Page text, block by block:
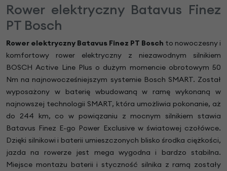
Rower elektryczny Batavus Finez
PT Bosch
Rower elektryczny Batavus Finez PT Bosch to nowoczesny i
komfortowy rower elektryczny z niezawodnym silnikiem
BOSCH Active Line Plus o dużym momencie obrotowym 50
Nm na najnowocześniejszym systemie Bosch SMART. Został
wyposażony w baterię wbudowaną w ramę wykonaną w
najnowszej technologii SMART, która umożliwia pokonanie, aż
do 244 km, co w powiązaniu z mocnym silnikiem stawia
Batavus Finez E-go Power Exclusive w światowej czołówce.
Dzięki silnikowi i baterii umieszczonych blisko środka ciężkości,
jazda na rowerze jest mega wygodna i bardzo stabilna.
Miejsce montażu baterii i styczność silnika z ramą zostały